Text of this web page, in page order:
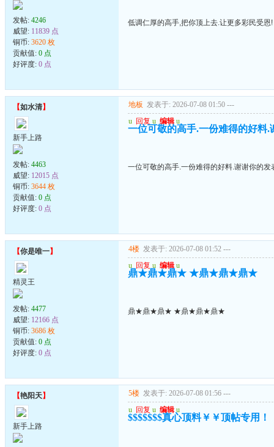
发帖: 4246
威望: 11839 点
铜币: 3620 枚
贡献值: 0 点
好评度: 0 点
低调仁厚的高手,把你顶上去.让更多彩民受恩!
【如水清】
新手上路
发帖: 4463
威望: 12015 点
铜币: 3644 枚
贡献值: 0 点
好评度: 0 点
地板 发表于: 2026-07-08 01:50 ---
u 回复 u 编辑 u
一位可敬的高手.一份难得的好料.
一位可敬的高手.一份难得的好料.谢谢你的发
【你是唯一】
精灵王
发帖: 4477
威望: 12166 点
铜币: 3686 枚
贡献值: 0 点
好评度: 0 点
4楼 发表于: 2026-07-08 01:52 ---
u 回复 u 编辑 u
鼎★鼎★鼎★ ★鼎★鼎★鼎★
鼎★鼎★鼎★ ★鼎★鼎★鼎★
【艳阳天】
新手上路
5楼 发表于: 2026-07-08 01:56 ---
u 回复 u 编辑 u
$$$$$$$真心顶料￥￥顶帖专用！